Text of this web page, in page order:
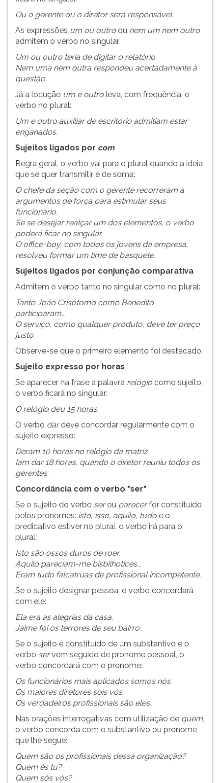
Ou o gerente ou o diretor será responsável.
As expressões um ou outro ou nem um nem outro
admitem o verbo no singular.
Um ou outro teria de digitar o relatório.
Nem uma nem outra respondeu acertadamente à
questão.
Já a locução um e outro leva, com frequência, o
verbo no plural:
Um e outro auxiliar de escritório admitiam estar
enganados.
Sujeitos ligados por com
Regra geral, o verbo vai para o plural quando a ideia
que se quer transmitir é de soma:
O chefe da seção com o gerente recorreram a
argumentos de força para estimular seus
funcionário.
Se se desejar realçar um dos elementos, o verbo
poderá ficar no singular.
O office-boy, com todos os jovens da empresa,
resolveu formar um time de basquete.
Sujeitos ligados por conjunção comparativa
Admitem o verbo tanto no singular como no plural:
Tanto João Crisótomo como Benedito
participaram...
O serviço, como qualquer produto, deve ter preço
justo.
Observe-se que o primeiro elemento foi destacado.
Sujeito expresso por horas
Se aparecer na frase a palavra relógio como sujeito,
o verbo ficará no singular:
O relógio deu 15 horas.
O verbo dardeve concordar regularmente com o
sujeito expresso:
Deram 10 horas no relógio da matriz.
Iam dar 18 horas, quando o diretor reuniu todos os
gerentes.
Concordância com o verbo "ser"
Se o sujeito do verbo serou parecerfor constituído
pelos pronomes: isto, isso, aquilo, tudo e o
predicativo estiver no plural, o verbo irá para o
plural:
Isto são ossos duros de roer.
Aquilo pareciam-me bisbilhotices...
Eram tudo falcatruas de profissional incompetente.
Se o sujeito designar pessoa, o verbo concordará
com ele:
Ela era as alegrias da casa.
Jaime foi os terrores de seu bairro.
Se o sujeito é constituído de um substantivo e o
verbo servem seguido de pronome pessoal, o
verbo concordará com o pronome:
Os funcionários mais aplicados somos nós.
Os maiores diretores sois vós.
Os verdadeiros profissionais são eles.
Nas orações interrogativas com utilização de quem,
o verbo concorda com o substantivo ou pronome
que lhe segue:
Quem são os profissionais dessa organização?
Quem és tu?
Quem sós vós?